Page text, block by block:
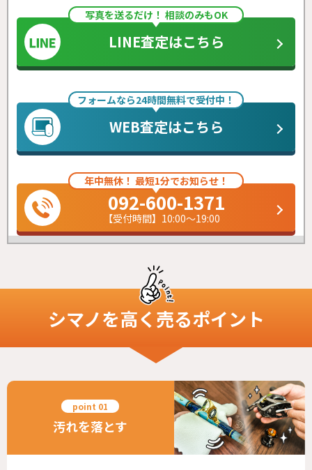
写真を送るだけ！ 相談のみもOK
LINE査定はこちら
フォームなら24時間無料で受付中！
WEB査定はこちら
年中無休！ 最短1分でお知らせ！
092-600-1371
【受付時間】10:00～19:00
シマノを高く売るポイント
汚れを落とす